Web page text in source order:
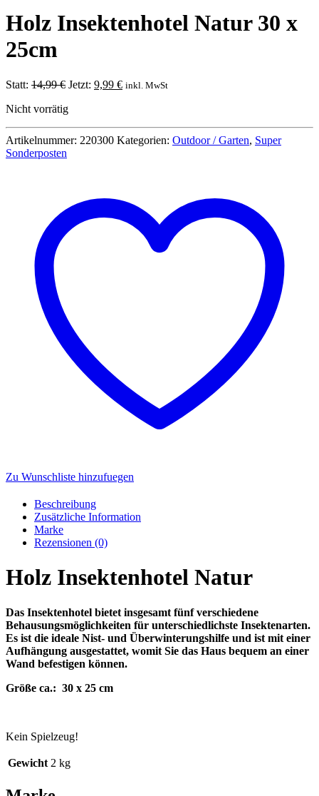
Holz Insektenhotel Natur 30 x
25cm
Statt: 14,99€ Ursprünglicher
war:
Jetzt: 9,99 €Aktueller
inkl. MwSt
Nicht vorrätig
Artikelnummer: 220300 Kategorien: Outdoor / Garten, Super
Sonderposten
Zu Wunschliste hinzufuegen
Beschreibung
Zusätzliche Information
Marke
Rezensionen (0)
Holz Insektenhotel Natur
Das Insektenhotel bietet insgesamt fünf verschiedene
Behausungsmöglichkeiten für unterschiedlichste Insektenarten.
Es ist die ideale Nist- und Überwinterungshilfe und ist mit einer
Aufhängung ausgestattet, womit Sie das Haus bequem an einer
Wand befestigen können.
Größe ca.: 30 x 25 cm
Kein Spielzeug!
Gewicht 2 kg